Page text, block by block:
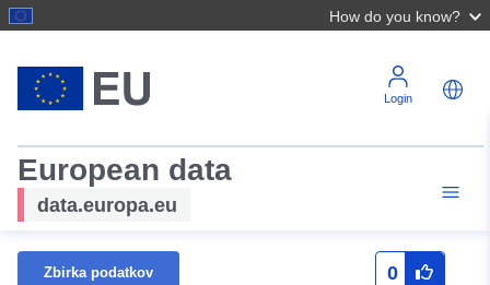
How do you know?
Login
European data
data.europa.eu
Zbirka podatkov 0